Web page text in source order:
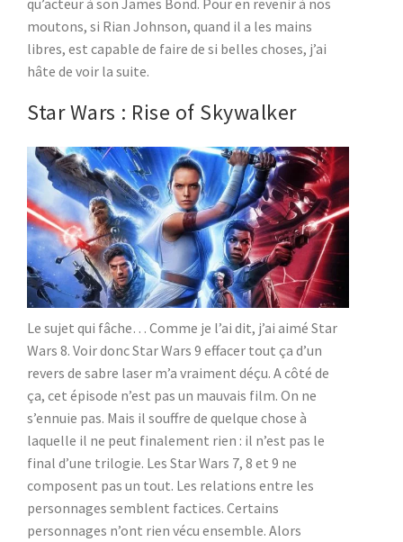
qu’acteur à son James Bond. Pour en revenir à nos
moutons, si Rian Johnson, quand il a les mains
libres, est capable de faire de si belles choses, j’ai
hâte de voir la suite.
Star Wars : Rise of Skywalker
Le sujet qui fâche… Comme je l’ai dit, j’ai aimé Star
Wars 8. Voir donc Star Wars 9 effacer tout ça d’un
revers de sabre laser m’a vraiment déçu. A côté de
ça, cet épisode n’est pas un mauvais film. On ne
s’ennuie pas. Mais il souffre de quelque chose à
laquelle il ne peut finalement rien : il n’est pas le
final d’une trilogie. Les Star Wars 7, 8 et 9 ne
composent pas un tout. Les relations entre les
personnages semblent factices. Certains
personnages n’ont rien vécu ensemble. Alors